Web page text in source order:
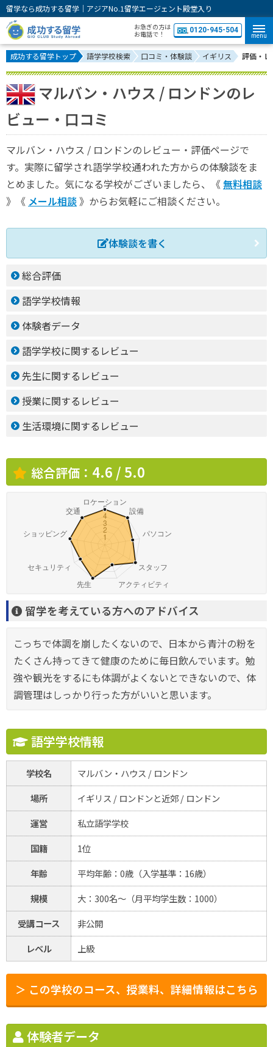
留学なら成功する留学｜アジアNo.1留学エージェント殿堂入り
お急ぎの方は
お電話で！
0120-945-504
menu
成功する留学トップ 語学学校検索 口コミ・体験談 イギリス 評価・
マルバン・ハウス / ロンドンのレ
ビュー・口コミ
マルバン・ハウス / ロンドンのレビュー・評価ページで
す。実際に留学され語学学校通われた方からの体験談をま
とめました。気になる学校がございましたら、《 無料相談
》《 メール相談 》からお気軽にご相談ください。
体験談を書く
総合評価
語学学校情報
体験者データ
語学学校に関するレビュー
先生に関するレビュー
授業に関するレビュー
生活環境に関するレビュー
総合評価： 4.6 / 5.0
留学を考えている方へのアドバイス
こっちで体調を崩したくないので、日本から青汁の粉を
たくさん持ってきて健康のために毎日飲んでいます。勉
強や観光をするにも体調がよくないとできないので、体
調管理はしっかり行った方がいいと思います。
語学学校情報
学校名
マルバン・ハウス / ロンドン
場所
イギリス / ロンドンと近郊 / ロンドン
運営
私立語学学校
国籍
1位
年齢
平均年齢：0歳（入学基準：16歳）
規模
大：300名～（月平均学生数：1000）
受講コース
非公開
レベル
上級
＞ この学校のコース、授業料、詳細情報はこちら
体験者データ